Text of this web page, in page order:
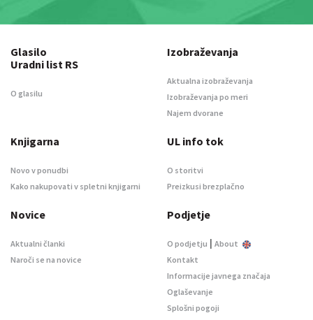
Glasilo
Uradni list RS
O glasilu
Izobraževanja
Aktualna izobraževanja
Izobraževanja po meri
Najem dvorane
Knjigarna
Novo v ponudbi
Kako nakupovati v spletni knjigarni
UL info tok
O storitvi
Preizkusi brezplačno
Novice
Aktualni članki
Naroči se na novice
Podjetje
O podjetju | About
Kontakt
Informacije javnega značaja
Oglaševanje
Splošni pogoji